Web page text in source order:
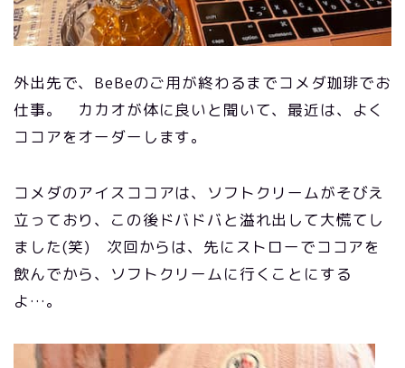
外出先で、BeBeのご用が終わるまでコメダ珈琲でお
仕事。 カカオが体に良いと聞いて、最近は、よく
ココアをオーダーします。
コメダのアイスココアは、ソフトクリームがそびえ
立っており、この後ドバドバと溢れ出して大慌てし
ました(笑) 次回からは、先にストローでココアを
飲んでから、ソフトクリームに行くことにする
よ…。